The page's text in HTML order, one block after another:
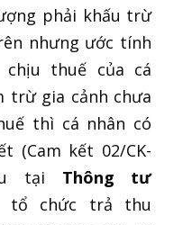
phải khấu trừ
nhưng ước tính
thuế của cá
trừ gia cảnh chưa
thì cá nhân có
(Cam kết 02/CK-
tại Thông tư
tổ chức trả thu